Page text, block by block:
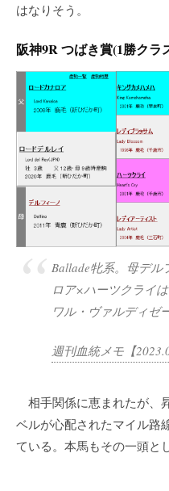
はなりそう。
阪神9R つばき賞(1勝クラ
Ballade牝系。母デ
ロア×ハーツクライ
ワル・ヴァルディゼ
週刊血統メモ【
相手関係に恵まれたが、
ベルが心配されたマイル路
ている。本馬もその一頭と